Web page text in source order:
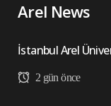
Arel News
İstanbul Arel
2 gün önce